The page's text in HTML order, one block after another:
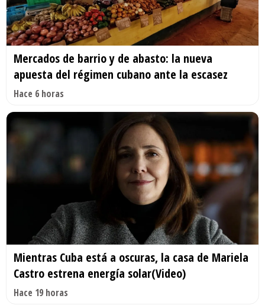
Mercados de barrio y de abasto: la nueva
apuesta del régimen cubano ante la escasez
Hace 6 horas
Mientras Cuba está a oscuras, la casa de Mariela
Castro estrena energía solar(Video)
Hace 19 horas